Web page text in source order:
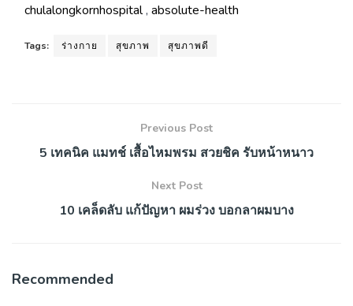
chulalongkornhospital, absolute-health
Tags: ร่างกาย สุขภาพ สุขภาพดี
Previous Post
5 เทคนิค แมทช์ เสื้อไหมพรม สวยชิค รับหน้าหนาว
Next Post
10 เคล็ดลับ แก้ปัญหา ผมร่วง บอกลาผมบาง
Recommended